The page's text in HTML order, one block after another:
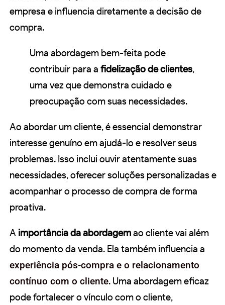
empresa e influencia diretamente a decisão de
compra.
Uma abordagem bem-feita pode
contribuir para a fidelização de clientes,
uma vez que demonstra cuidado e
preocupação com suas necessidades.
Ao abordar um cliente, é essencial demonstrar
interesse genuíno em ajudá-lo e resolver seus
problemas. Isso inclui ouvir atentamente suas
necessidades, oferecer soluções personalizadas e
acompanhar o processo de compra de forma
proativa.
A importância da abordagemao cliente vai além
do momento da venda. Ela também influencia a
experiência pós-compra e o relacionamento
contínuo com o cliente. Uma abordagem eficaz
pode fortalecer o vínculo com o cliente,